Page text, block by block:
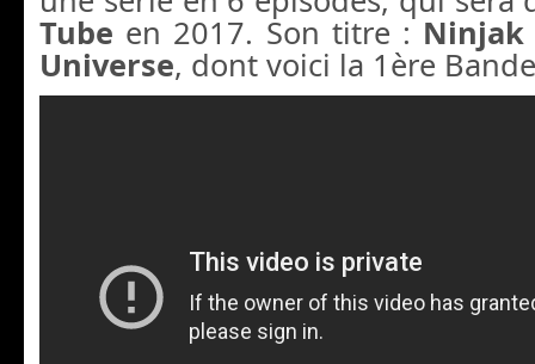
Tube en 2017. Son titre : Ninjak
Universe, dont voici la 1ère